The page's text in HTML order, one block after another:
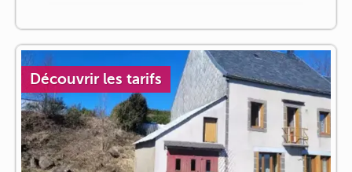
Découvrir les tarifs